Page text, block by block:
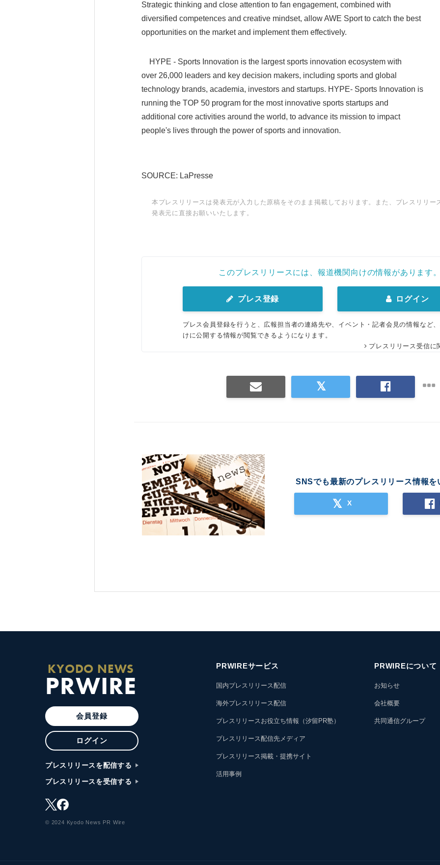
Strategic thinking and close attention to fan engagement, combined with
diversified competences and creative mindset, allow AWE Sport to catch the best
opportunities on the market and implement them effectively.
HYPE - Sports Innovation is the largest sports innovation ecosystem with
over 26,000 leaders and key decision makers, including sports and global
technology brands, academia, investors and startups. HYPE- Sports Innovation is
running the TOP 50 program for the most innovative sports startups and
additional core activities around the world, to advance its mission to impact
people's lives through the power of sports and innovation.
SOURCE: LaPresse
本プレスリリースは発表元が入力した原稿をそのまま掲載しております。また、プレスリリー
発表元に直接お願いいたします。
このプレスリリースには、報道機関向けの情報があります。
プレス登録 ログイン
プレス会員登録を行うと、広報担当者の連絡先や、イベント・記者会見の情報など
けに公開する情報が閲覧できるようになります。
プレスリリース受信に
SNSでも最新のプレスリリース情報を
X
KYODO NEWS
PRWIRE
会員登録
ログイン
プレスリリースを配信する
プレスリリースを受信する
© 2024 Kyodo News PR Wire
PRWIREサービス
国内プレスリリース配信
海外プレスリリース配信
プレスリリースお役立ち情報（汐留PR塾）
プレスリリース配信先メディア
プレスリリース掲載・提携サイト
活用事例
PRWIREについて
お知らせ
会社概要
共同通信グループ